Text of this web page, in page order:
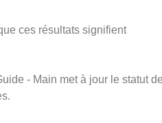
ces résultats signifient
- Main met à jour le statut